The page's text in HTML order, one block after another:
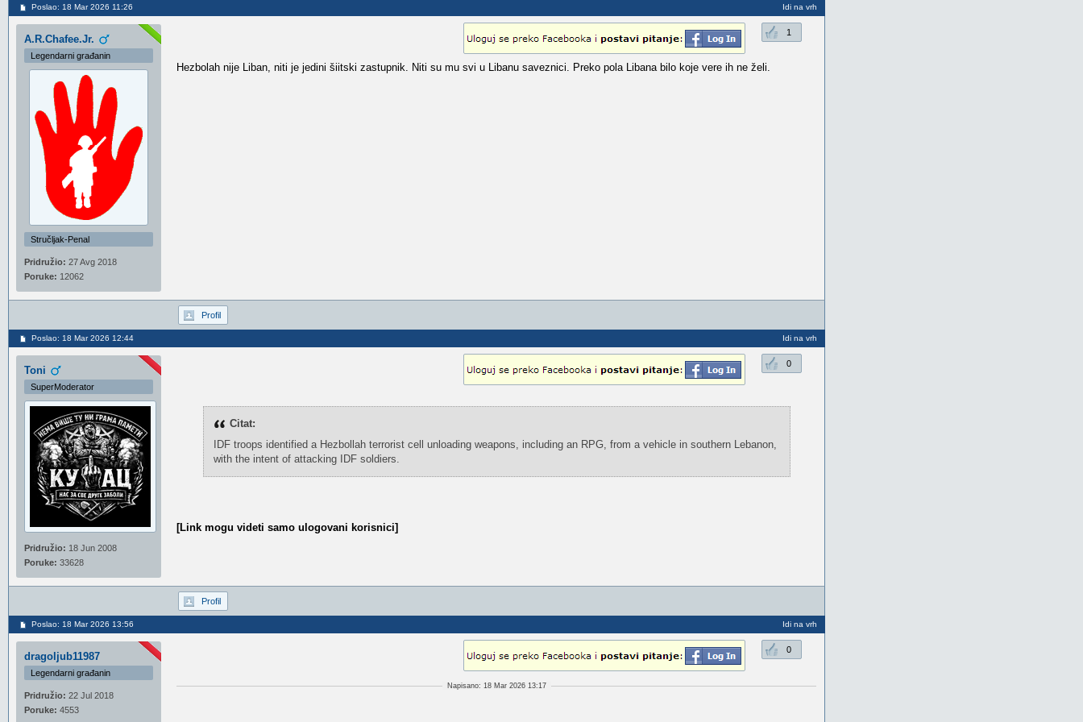
Poslao: 18 Mar 2026 11:26 Idi na vrh
A.R.Chafee.Jr.
Legendarni građanin
Stručljak-Penal
Pridružio: 27 Avg 2018
Poruke: 12062
1
Hezbolah nije Liban, niti je jedini šiitski zastupnik. Niti su mu svi u Libanu saveznici. Preko pola Libana bilo koje vere ih ne želi.
Profil
Poslao: 18 Mar 2026 12:44 Idi na vrh
Toni
SuperModerator
Pridružio: 18 Jun 2008
Poruke: 33628
0
Citat:
IDF troops identified a Hezbollah terrorist cell unloading weapons, including an RPG, from a vehicle in southern Lebanon,
with the intent of attacking IDF soldiers.
[Link mogu videti samo ulogovani korisnici]
Profil
Poslao: 18 Mar 2026 13:56 Idi na vrh
dragoljub11987
Legendarni građanin
Pridružio: 22 Jul 2018
Poruke: 4553
0
Napisano: 18 Mar 2026 13:17